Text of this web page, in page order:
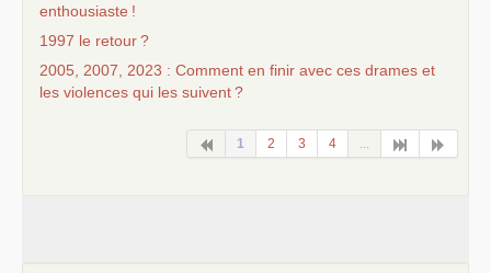
enthousiaste !
1997 le retour?
2005, 2007, 2023 : Comment en finir avec ces drames et
les violences qui les suivent?
1 2 3 4